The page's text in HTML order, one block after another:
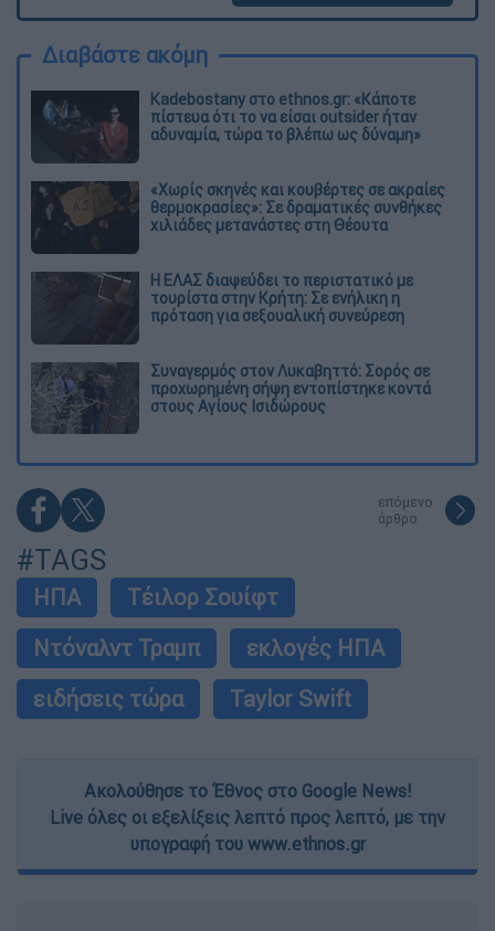
Διαβάστε ακόμη
Kadebostany στο ethnos.gr: «Κάποτε
πίστευα ότι το να είσαι outsider ήταν
αδυναμία, τώρα το βλέπω ως δύναμη»
«Χωρίς σκηνές και κουβέρτες σε ακραίες
θερμοκρασίες»: Σε δραματικές συνθήκες
χιλιάδες μετανάστες στη Θέουτα
Η ΕΛΑΣ διαψεύδει το περιστατικό με
τουρίστα στην Κρήτη: Σε ενήλικη η
πρόταση για σεξουαλική συνεύρεση
Συναγερμός στον Λυκαβηττό: Σορός σε
προχωρημένη σήψη εντοπίστηκε κοντά
στους Αγίους Ισιδώρους
επόμενο
άρθρο
#TAGS
ΗΠΑ
Τέιλορ Σουίφτ
Ντόναλντ Τραμπ
εκλογές ΗΠΑ
ειδήσεις τώρα
Taylor Swift
Ακολούθησε το Έθνος στο Google News!
Live όλες οι εξελίξεις λεπτό προς λεπτό, με την
υπογραφή του www.ethnos.gr